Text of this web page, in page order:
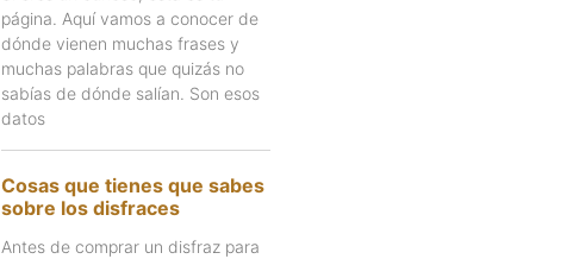
página. Aquí vamos a conocer de
dónde vienen muchas frases y
muchas palabras que quizás no
sabías de dónde salían. Son esos
datos
Cosas que tienes que sabes
sobre los disfraces
Antes de comprar un disfraz para